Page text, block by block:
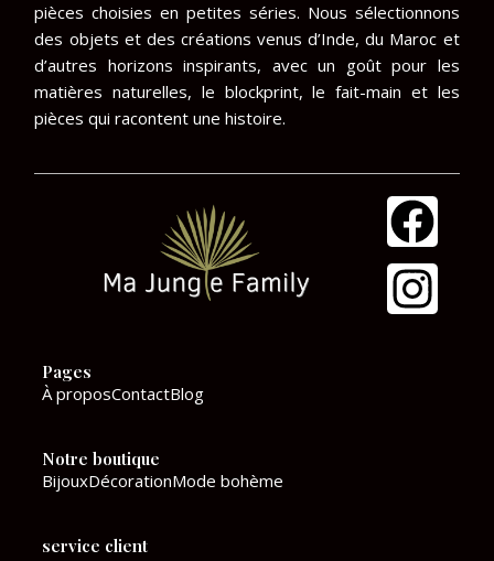
pièces choisies en petites séries. Nous sélectionnons
des objets et des créations venus d’Inde, du Maroc et
d’autres horizons inspirants, avec un goût pour les
matières naturelles, le blockprint, le fait-main et les
pièces qui racontent une histoire.
F
a
c
I
n
s
Pages
À proposContactBlog
Notre boutique
BijouxDécorationMode bohème
service client